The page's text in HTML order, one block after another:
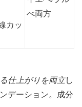
カッ
べ両方
仕上がりを両立し
デーション。成分